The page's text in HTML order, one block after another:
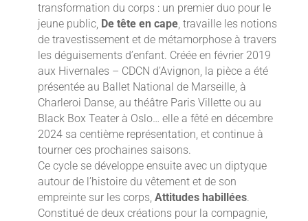
transformation du corps : un premier duo pour le
jeune public, De tête en cape, travaille les notions
de travestissement et de métamorphose à travers
les déguisements d’enfant. Créée en février 2019
aux Hivernales – CDCN d’Avignon, la pièce a été
présentée au Ballet National de Marseille, à
Charleroi Danse, au théâtre Paris Villette ou au
Black Box Teater à Oslo… elle a fêté en décembre
2024 sa centième représentation, et continue à
tourner ces prochaines saisons.
Ce cycle se développe ensuite avec un diptyque
autour de l’histoire du vêtement et de son
empreinte sur les corps, Attitudes habillées.
Constitué de deux créations pour la compagnie,